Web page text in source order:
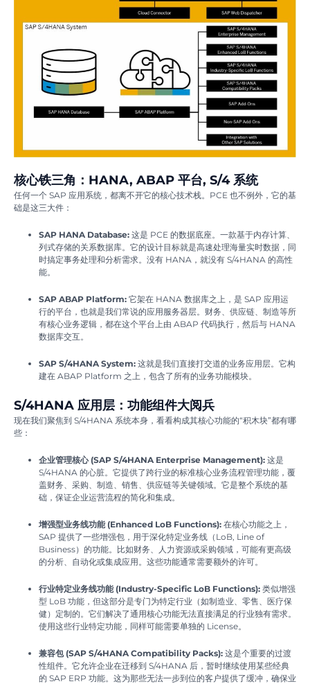
核心铁三角：HANA, ABAP 平台, S/4 系统
任何一个 SAP 应用系统，都离不开它的核心技术栈。PCE 也不例外，它的基
础是这三大件：
SAP HANA Database: 这是 PCE 的数据底座。一款基于内存计算、
列式存储的关系数据库。它的设计目标就是高速处理海量实时数据，同
时搞定事务处理和分析需求。没有 HANA，就没有 S/4HANA 的高性
能。
SAP ABAP Platform: 它架在 HANA 数据库之上，是 SAP 应用运
行的平台，也就是我们常说的应用服务器层。财务、供应链、制造等所
有核心业务逻辑，都在这个平台上由 ABAP 代码执行，然后与 HANA
数据库交互。
SAP S/4HANA System: 这就是我们直接打交道的业务应用层。它构
建在 ABAP Platform 之上，包含了所有的业务功能模块。
S/4HANA 应用层：功能组件大阅兵
现在我们聚焦到 S/4HANA 系统本身，看看构成其核心功能的“积木块”都有哪
些：
企业管理核心 (SAP S/4HANA Enterprise Management): 这是
S/4HANA 的心脏。它提供了跨行业的标准核心业务流程管理功能，覆
盖财务、采购、制造、销售、供应链等关键领域。它是整个系统的基
础，保证企业运营流程的简化和集成。
增强型业务线功能 (Enhanced LoB Functions): 在核心功能之上，
SAP 提供了一些增强包，用于深化特定业务线（LoB, Line of
Business）的功能。比如财务、人力资源或采购领域，可能有更高级
的分析、自动化或集成应用。这些功能通常需要额外的许可。
行业特定业务线功能 (Industry-Specific LoB Functions): 类似增强
型 LoB 功能，但这部分是专门为特定行业（如制造业、零售、医疗保
健）定制的。它们解决了通用核心功能无法直接满足的行业独有需求。
使用这些行业特定功能，同样可能需要单独的 License。
兼容包 (SAP S/4HANA Compatibility Packs): 这是个重要的过渡
性组件。它允许企业在迁移到 S/4HANA 后，暂时继续使用某些经典
的 SAP ERP 功能。这为那些无法一步到位的客户提供了缓冲，确保业